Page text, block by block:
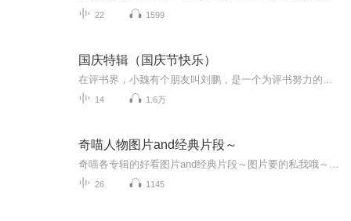
22 1599
国庆特辑（国庆节快乐）
14 1.6万
奇喵人物图片and经典片段～
26 1145